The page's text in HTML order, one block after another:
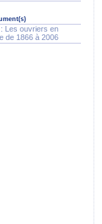
: Les ouvriers en
de 1866 à 2006